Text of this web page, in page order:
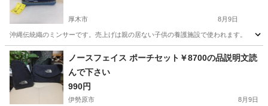
厚木市 8月9日
沖縄伝統織のミンサーです。売上げは親の居ない子供の養護施設で使われます。
神奈川 厚木市 神奈川 横須賀市 サー
ノースフェイス ポーチセット￥8700の品説明文読
んで下さい
990円
伊勢原市 8月9日